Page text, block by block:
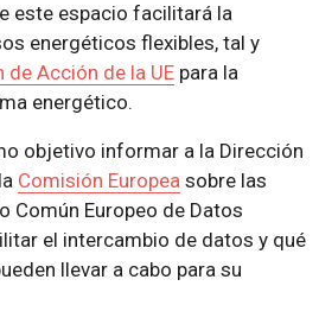
este espacio facilitará la
energéticos flexibles, tal y
de Acción de la UEpara la
energético.
objetivo informar a la Dirección
Comisión Europeasobre las
Común Europeo de Datos
el intercambio de datos y qué
llevar a cabo para su